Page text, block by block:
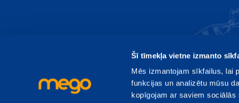
Šī tīmekļa vietne izmanto
Mēs izmantojam sīkfailus, lai
funkcijas un analizētu mūsu
kopīgojam ar saviem